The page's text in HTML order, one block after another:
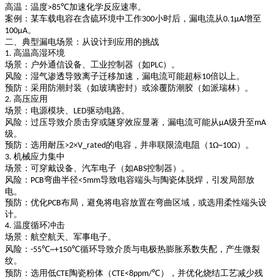
高温 ：温度>85℃加速化学反应速率。
案例 ：某车载电容在含硫环境中工作300小时后，漏电流从0.1μA增至
100μA。
二、典型漏电场景：从设计到应用的挑战
1. 高温高湿环境
场景 ：户外通信设备、工业控制器（如 PLC）。
风险 ：湿气渗透导致离子迁移加速，漏电流可能超标10倍以上。
预防 ：采用防潮封装（如玻璃密封）或涂覆防潮胶（如派瑞林）。
2. 高压应用
场景 ：电源模块、 LED驱动电路。
风险 ：过压导致介质击穿或隧穿效应显著，漏电流可能从 μA级升至 mA
级。
预防 ：选用耐压>2×V_rated的电容，并串联限流电阻（ 1Ω~10Ω）。
3. 机械应力集中
场景 ：可穿戴设备、汽车电子（如ABS控制器）。
风险 ： PCB弯曲半径<5mm导致电容端头与陶瓷体脱焊，引发局部放
电。
预防 ：优化PCB布局，避免将电容放置在弯曲区域，或选用柔性端头设
计。
4. 温度循环冲击
场景 ：航空航天、军事电子。
风险 ： -55℃~+150℃循环导致介质与电极热膨胀系数失配，产生微裂
纹。
预防 ：选用低CTE陶瓷粉体（CTE<8ppm/℃），并优化烧结工艺减少残